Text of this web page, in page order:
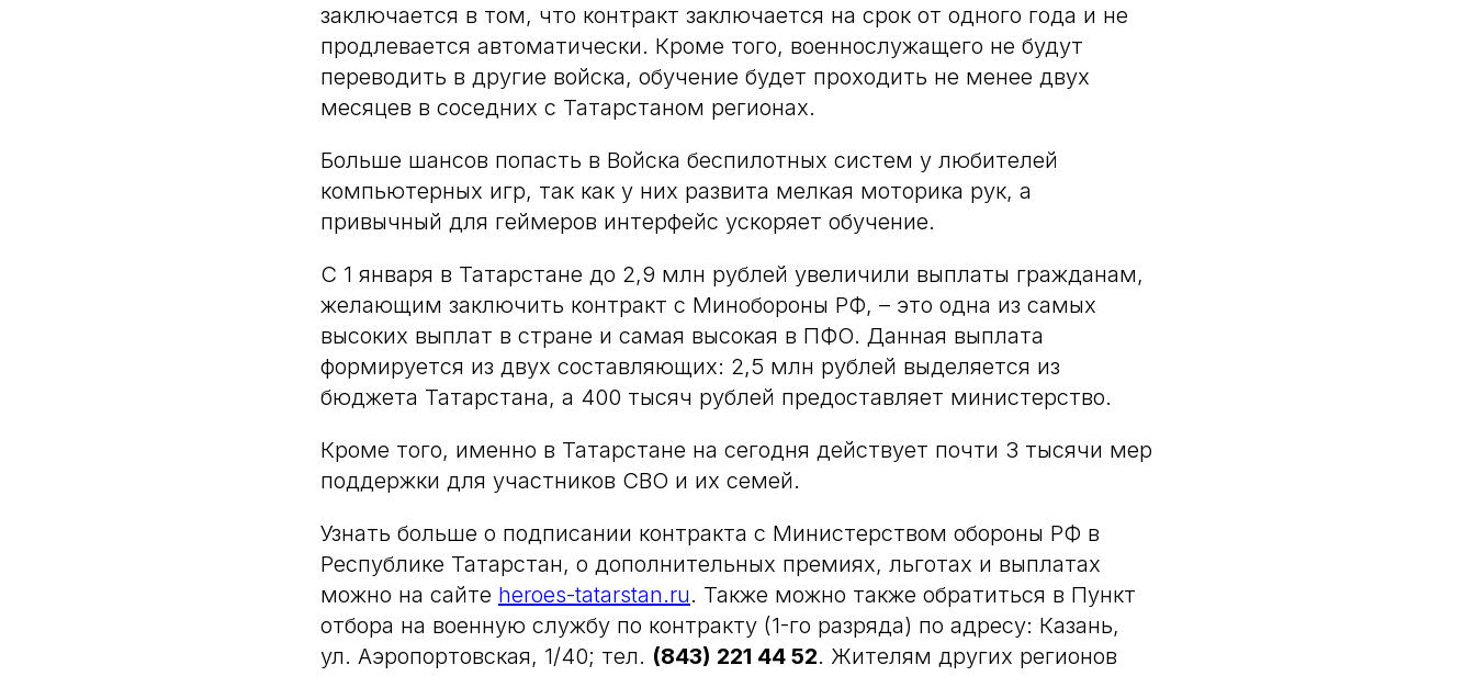
заключается в том, что контракт заключается на срок от одного года и не
продлевается автоматически. Кроме того, военнослужащего не будут
переводить в другие войска, обучение будет проходить не менее двух
месяцев в соседних с Татарстаном регионах.
Больше шансов попасть в Войска беспилотных систем у любителей
компьютерных игр, так как у них развита мелкая моторика рук, а
привычный для геймеров интерфейс ускоряет обучение.
С 1 января в Татарстане до 2,9 млн рублей увеличили выплаты гражданам,
желающим заключить контракт с Минобороны РФ, – это одна из самых
высоких выплат в стране и самая высокая в ПФО. Данная выплата
формируется из двух составляющих: 2,5 млн рублей выделяется из
бюджета Татарстана, а 400 тысяч рублей предоставляет министерство.
Кроме того, именно в Татарстане на сегодня действует почти 3 тысячи мер
поддержки для участников СВО и их семей.
Узнать больше о подписании контракта с Министерством обороны РФ в
Республике Татарстан, о дополнительных премиях, льготах и выплатах
можно на сайте heroes-tatarstan.ru. Также можно также обратиться в Пункт
отбора на военную службу по контракту (1-го разряда) по адресу: Казань,
ул. Аэропортовская, 1/40; тел. (843) 221 44 52. Жителям других регионов